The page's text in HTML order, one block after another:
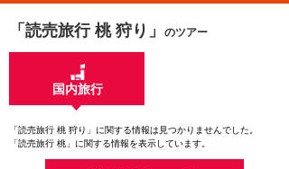
「読売旅行 桃 狩り」 のツアー
国内旅行
「読売旅行 桃 狩り」に関する情報は見つかりませんでした。
「読売旅行 桃」に関する情報を表示しています。